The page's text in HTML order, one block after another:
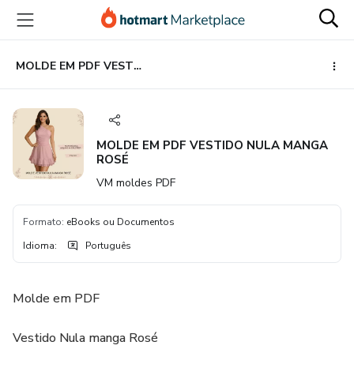
para
conteúdo
principal
para
pagamento
para
rodapé
MOLDE EM PDF VESTIDO NULA MANGA ROSÉ
MOLDE EM PDF VESTIDO NULA MANGA
ROSÉ
VM moldes PDF
Formato: eBooks ou Documentos
Idioma: Português
Molde em PDF
Vestido Nula manga Rosé